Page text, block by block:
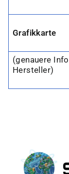
Grafikkarte
(genauere
Hersteller)